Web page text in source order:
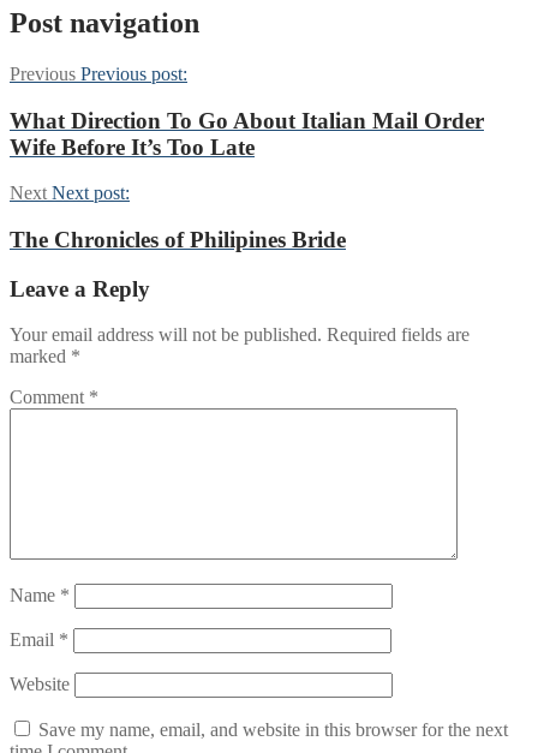
Post navigation
Previous Previous post:
What Direction To Go About Italian Mail Order
Wife Before It’s Too Late
Next Next post:
The Chronicles of Philipines Bride
Leave a Reply
Your email address will not be published. Required fields are
marked *
Comment *
Name *
Email *
Website
Save my name, email, and website in this browser for the next